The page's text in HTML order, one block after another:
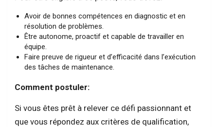
Avoir de bonnes compétences en diagnostic et en
résolution de problèmes.
Être autonome, proactif et capable de travailler en
équipe.
Faire preuve de rigueur et d’efficacité dans l’exécution
des tâches de maintenance.
Comment postuler:
Si vous êtes prêt à relever ce défi passionnant et
que vous répondez aux critères de qualification,